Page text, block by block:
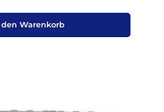
den Warenkorb